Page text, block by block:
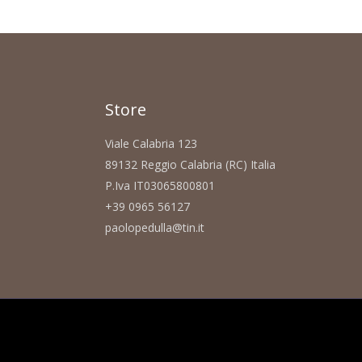
Store
Viale Calabria 123
89132 Reggio Calabria (RC) Italia
P.Iva IT03065800801
+39 0965 56127
paolopedulla@tin.it